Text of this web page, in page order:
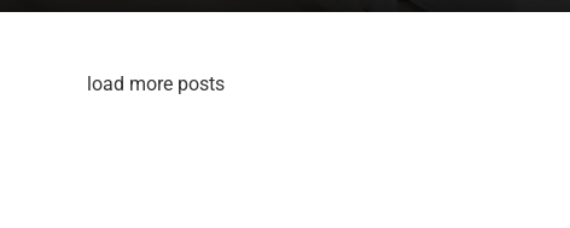
load more posts